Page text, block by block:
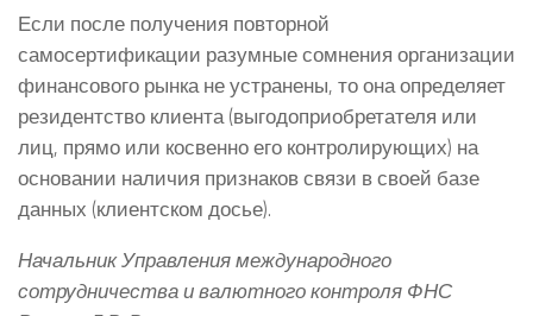
Если после получения повторной
самосертификации разумные сомнения организации
финансового рынка не устранены, то она определяет
резидентство клиента (выгодоприобретателя или
лиц, прямо или косвенно его контролирующих) на
основании наличия признаков связи в своей базе
данных (клиентском досье).
Начальник Управления международного
сотрудничества и валютного контроля ФНС